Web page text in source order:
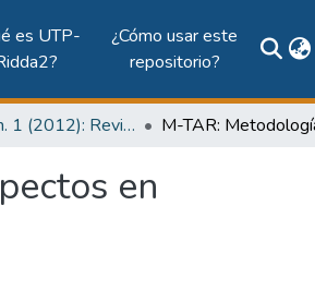
es UTP-
¿Cómo usar este
repositorio?
Vol. 3, Núm. 1 (2012): Revista Prisma Tecnológico
en